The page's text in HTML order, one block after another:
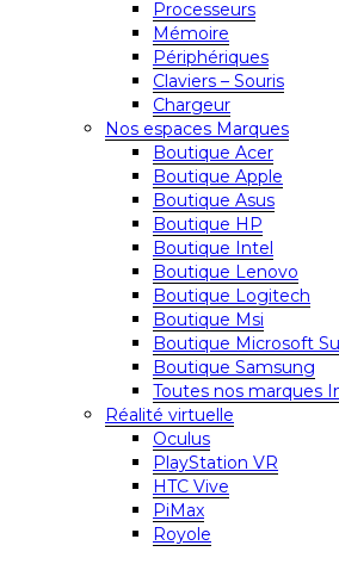
Processeurs
Mémoire
Périphériques
Claviers – Souris
Chargeur
Nos espaces Marques
Boutique Acer
Boutique Apple
Boutique Asus
Boutique HP
Boutique Intel
Boutique Lenovo
Boutique Logitech
Boutique Msi
Boutique Microsoft
Boutique Samsung
Toutes nos marques
Réalité virtuelle
Oculus
PlayStation VR
HTC Vive
PiMax
Royole